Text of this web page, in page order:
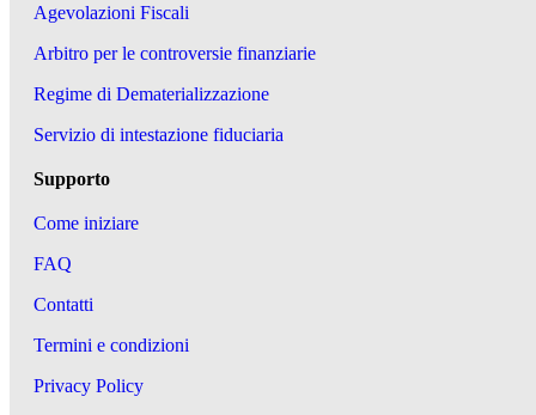
Agevolazioni Fiscali
Arbitro per le controversie finanziarie
Regime di Dematerializzazione
Servizio di intestazione fiduciaria
Supporto
Come iniziare
FAQ
Contatti
Termini e condizioni
Privacy Policy